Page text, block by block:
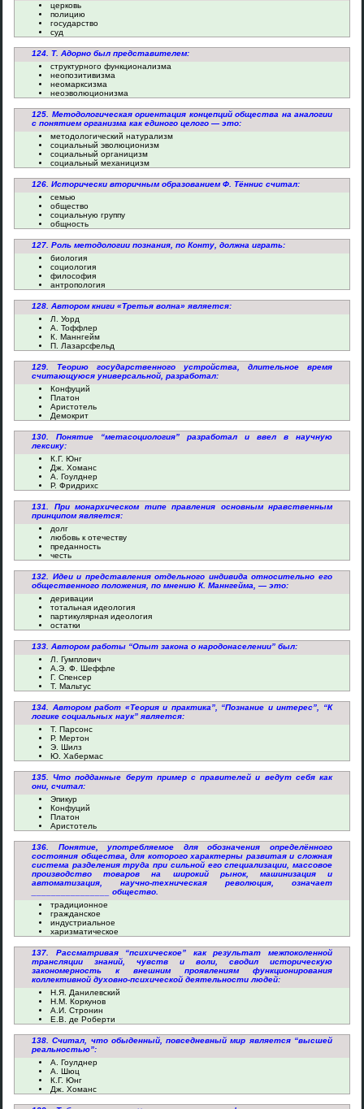
церковь
полицию
государство
суд
124. Т. Адорно был представителем:
структурного функционализма
неопозитивизма
неомарксизма
неоэволюционизма
125. Методологическая ориентация концепций общества на аналогии
с понятием организма как единого целого — это:
методологический натурализм
социальный эволюционизм
социальный органицизм
социальный механицизм
126. Исторически вторичным образованием Ф. Тённис считал:
семью
общество
социальную группу
общность
127. Роль методологии познания, по Конту, должна играть:
биология
социология
философия
антропология
128. Автором книги «Третья волна» является:
Л. Уорд
А. Тоффлер
К. Маннгейм
П. Лазарсфельд
129. Теорию государственного устройства, длительное время
считающуюся универсальной, разработал:
Конфуций
Платон
Аристотель
Демокрит
130. Понятие “метасоциология” разработал и ввел в научную
лексику:
К.Г. Юнг
Дж. Хоманс
А. Гоулднер
Р. Фридрихс
131. При монархическом типе правления основным нравственным
принципом является:
долг
любовь к отечеству
преданность
честь
132. Идеи и представления отдельного индивида относительно его
общественного положения, по мнению К. Маннгейма, — это:
деривации
тотальная идеология
партикулярная идеология
остатки
133. Автором работы “Опыт закона о народонаселении” был:
Л. Гумплович
А.Э. Ф. Шеффле
Г. Спенсер
Т. Мальтус
134. Автором работ «Теория и практика”, “Познание и интерес”, “К
логике социальных наук” является:
Т. Парсонс
Р. Мертон
Э. Шилз
Ю. Хабермас
135. Что подданные берут пример с правителей и ведут себя как
они, считал:
Эпикур
Конфуций
Платон
Аристотель
136. Понятие, употребляемое для обозначения определённого
состояния общества, для которого характерны развитая и сложная
система разделения труда при сильной его специализации, массовое
производство товаров на широкий рынок, машинизация и
автоматизация, научно-техническая революция, означает
________________ общество.
традиционное
гражданское
индустриальное
харизматическое
137. Рассматривая “психическое” как результат межпоколенной
трансляции знаний, чувств и воли, сводил историческую
закономерность к внешним проявлениям функционирования
коллективной духовно-психической деятельности людей:
Н.Я. Данилевский
Н.М. Коркунов
А.И. Стронин
Е.В. де Роберти
138. Считал, что обыденный, повседневный мир является “высшей
реальностью”:
А. Гоулднер
А. Шюц
К.Г. Юнг
Дж. Хоманс